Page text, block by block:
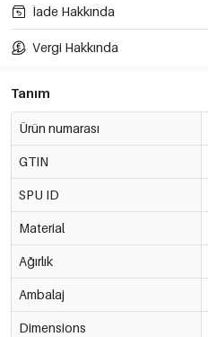
İade Hakkında
Vergi Hakkında
Tanım
Ürün numarası
GTIN
SPU ID
Material
Ağırlık
Ambalaj
Dimensions